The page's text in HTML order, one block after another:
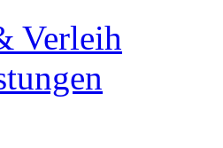
Verleih